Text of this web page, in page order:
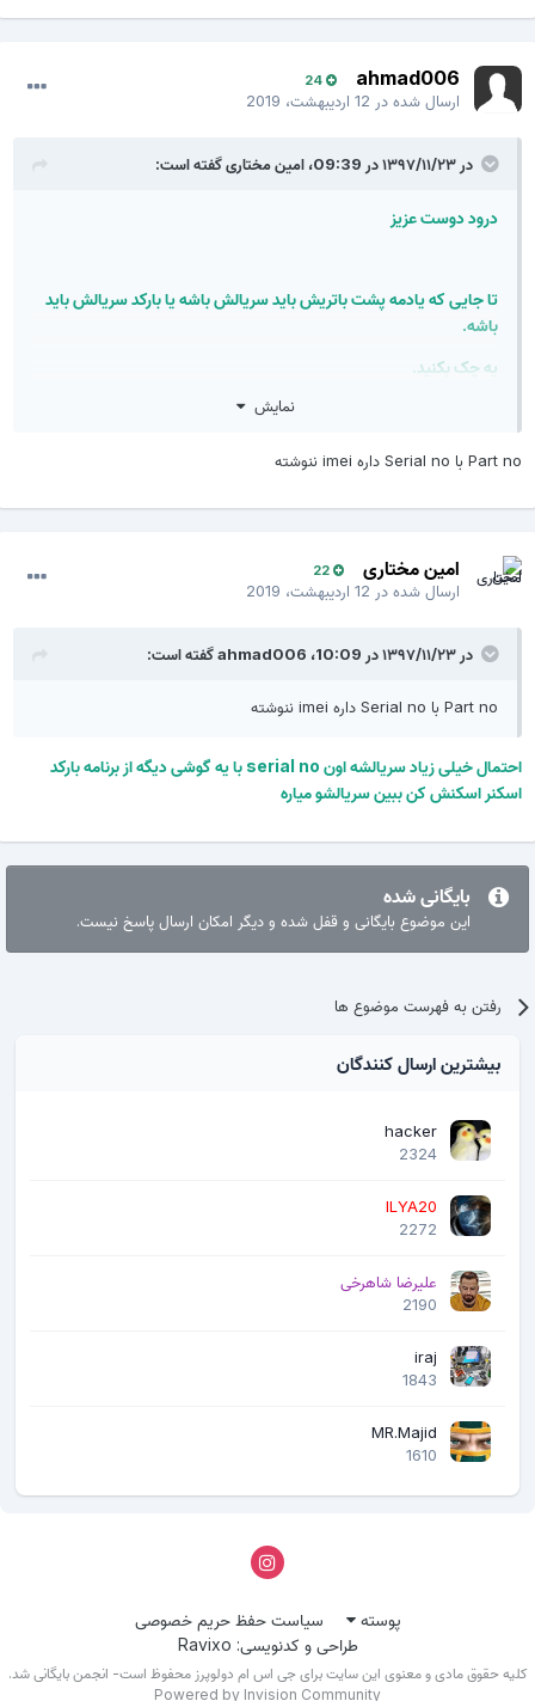
ahmad006
24
ارسال شده در12 اردیبهشت، 2019
در ۱۳۹۷/۱۱/۲۳ در 09:39، امین مختاریگفته است:
درود دوست عزیز
تا جایی که یادمه پشت باتریش باید سریالش باشه یا بارکد سریالش باید
باشه.
یه چک بکنید.
نمایش
Part no با Serial no داره imei ننوشته
امین مختاری 22
ارسال شده در12 اردیبهشت، 2019
در ۱۳۹۷/۱۱/۲۳ در 10:09، ahmad006گفته است:
Part no با Serial no داره imei ننوشته
احتمال خیلی زیاد سریالشه اون serial no با یه گوشی دیگه از برنامه بارکد
اسکنر اسکنش کن ببین سریالشو میاره
بایگانی شده
این موضوع بایگانی و قفل شده و دیگر امکان ارسال پاسخ نیست.
رفتن به فهرست موضوع ها
بیشترین ارسال کنندگان
hacker
2324
ILYA20
2272
علیرضا شاهرخی
2190
iraj
1843
MR.Majid
1610
پوسته
سیاست حفظ حریم خصوصی
طراحی و کدنویسی: Ravixo
حقوق مادی و معنوی این سایت برای جی اس ام دولوپرز محفوظ است- انجمن بایگانی شد.
Powered by Invision Community